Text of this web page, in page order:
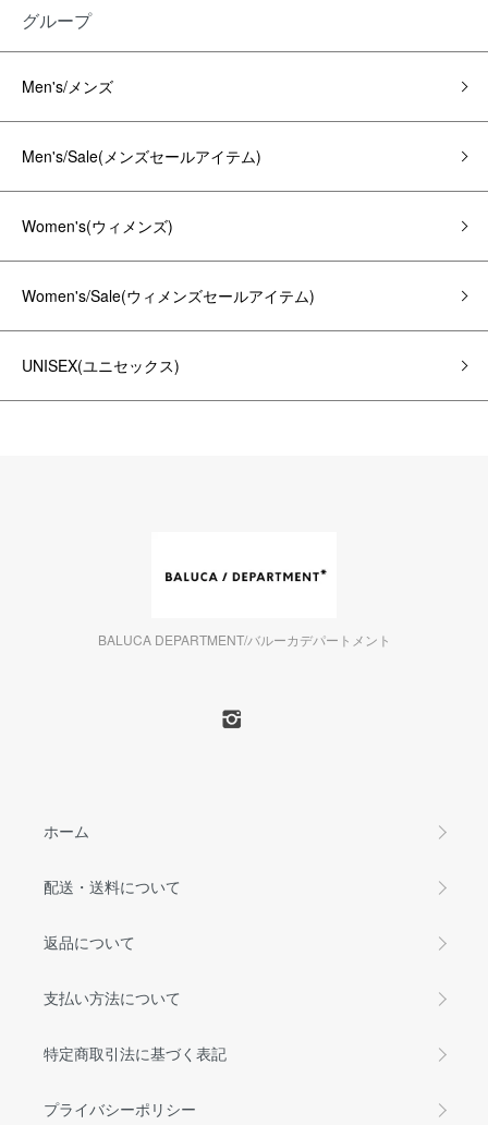
グループ
Men's/メンズ
Men's/Sale(メンズセールアイテム)
Women's(ウィメンズ)
Women's/Sale(ウィメンズセールアイテム)
UNISEX(ユニセックス)
BALUCA DEPARTMENT/バルーカデパートメント
ホーム
配送・送料について
返品について
支払い方法について
特定商取引法に基づく表記
プライバシーポリシー